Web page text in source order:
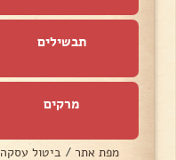
תבשילים
מרקים
מפת אתר / ביטול עסקה